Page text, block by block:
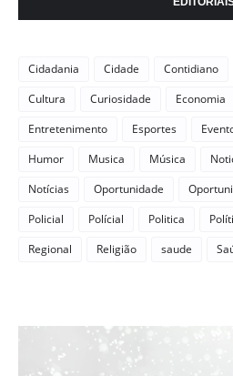
Cidadania Cidade Contidiano
Cultura
Curiosidade Economia
Entretenimento
Esportes
Humor
Musica Música
Notícias
Oportunidade
Policial
Polícial Politica
Regional
Religião saude